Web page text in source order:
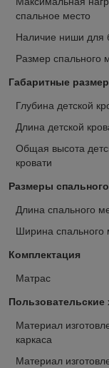
спальное место
Наличие ниши для
Размер спального
Габаритные
Глубина детской
Длина детской
Общая высота
кровати
Размеры
Длина спального
Ширина спального
Комплектация
Матрас
Пользовательские
Материал
каркаса
Материал